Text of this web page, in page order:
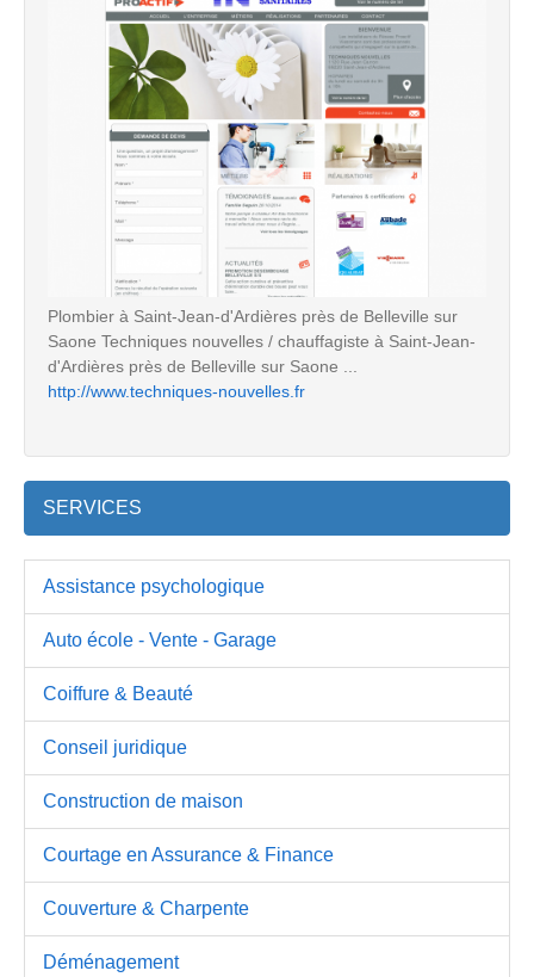
Plombier à Saint-Jean-d'Ardières près de Belleville sur
Saone Techniques nouvelles / chauffagiste à Saint-Jean-
d'Ardières près de Belleville sur Saone ...
http://www.techniques-nouvelles.fr
SERVICES
Assistance psychologique
Auto école - Vente - Garage
Coiffure & Beauté
Conseil juridique
Construction de maison
Courtage en Assurance & Finance
Couverture & Charpente
Déménagement